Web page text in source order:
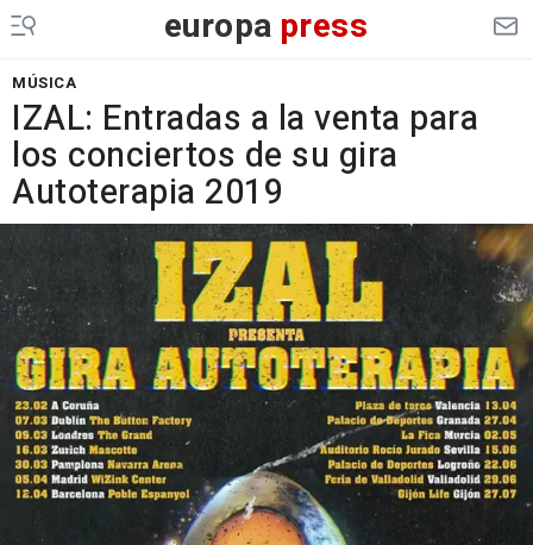
europa press
MÚSICA
IZAL: Entradas a la venta para
los conciertos de su gira
Autoterapia 2019